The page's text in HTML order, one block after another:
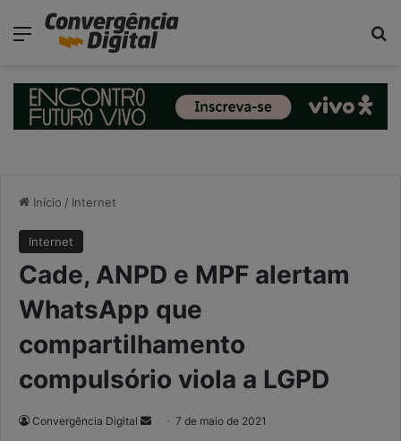
Menu
Início / Internet
Internet
Cade, ANPD e MPF alertam
WhatsApp que
compartilhamento
compulsório viola a LGPD
Convergência Digital 7 de maio de 2021